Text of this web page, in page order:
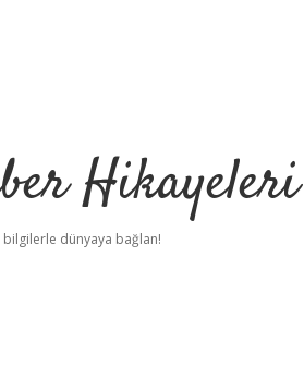
Hikayeleri
bilgilerle dünyaya bağlan!